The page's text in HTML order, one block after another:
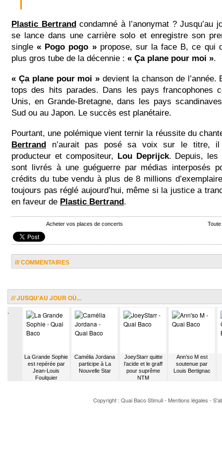
Plastic Bertrandcondamné à l’anonymat ? Jusqu’au
se lance dans une carrière solo et enregistre son
single« Pogo pogo »propose, sur la face B, ce qui
plus gros tube de la décennie : « Ça plane pour moi ».
« Ça plane pour moi » devient la chanson de
tops des hits parades. Dans les pays francophones
Unis, en Grande-Bretagne, dans les pays
Sud ou au Japon. Le succès est planétaire.
Pourtant, une polémique vient ternir la réussite du
Bertrand n’aurait pas posé sa voix sur le titre, il
producteur et compositeur, Lou Deprijck. Depuis, les
sont livrés à une guéguerre par médias interposés
crédits du tube vendu à plus de 8 millions
toujours pas réglé aujourd’hui, même si la justice a
en faveur de Plastic Bertrand.
Acheter vos places de concerts
/// COMMENTAIRES
/// JUSQU'AU JOUR OÙ...
.
La Grande Sophie
est repérée par
Jean-Louis
Foulquier
Camélia Jordana
participe à La
Nouvelle Star
JoeyStarr quitte
l’acide et le graff
pour suprême
NTM
Ann’so M est
soutenue par
Louis Bertignac
Copyright : Quai BacoStimuli- Mentions légales -